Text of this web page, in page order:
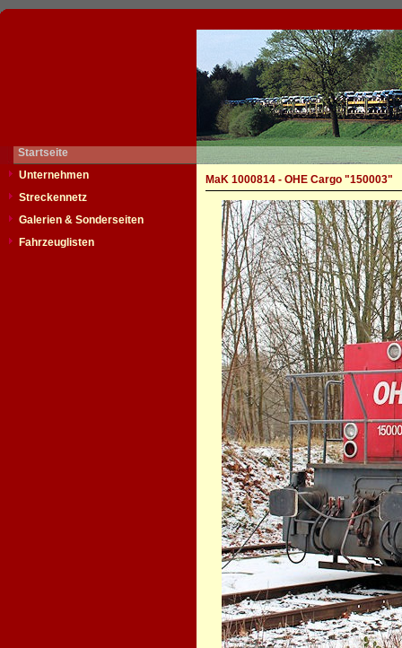
Startseite
Unternehmen
Streckennetz
Galerien & Sonderseiten
Fahrzeuglisten
MaK 1000814 - OHE Cargo "150003"